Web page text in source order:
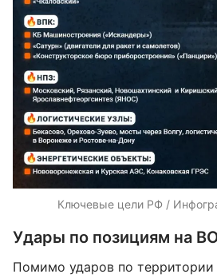
Ключевые цели РФ /
Удары по позициям на
Помимо ударов по